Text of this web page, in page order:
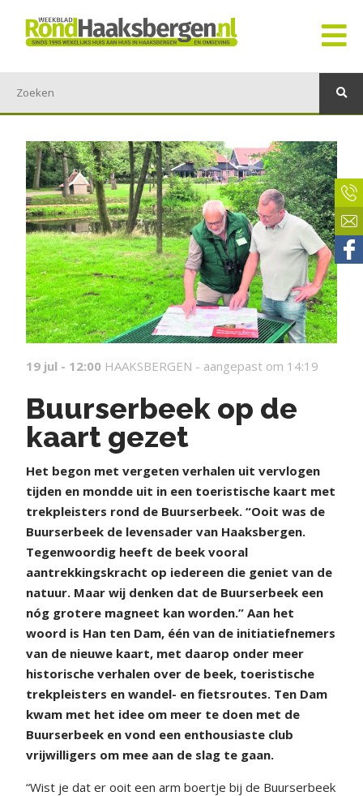
19 jul - 12:00 HAAKSBERGEN - aangepast om 14:19
Buurserbeek op de
kaart gezet
Het begon met vergeten verhalen uit vervlogen
tijden en mondde uit in een toeristische kaart met
trekpleisters rond de Buurserbeek. “Ooit was de
Buurserbeek de levensader van Haaksbergen.
Tegenwoordig heeft de beek vooral
aantrekkingskracht op iedereen die geniet van de
natuur. Maar wij denken dat de Buurserbeek een
nóg grotere magneet kan worden.” Aan het
woord is Han ten Dam, één van de initiatiefnemers
van de nieuwe kaart, met daarop onder meer
historische verhalen over de beek, toeristische
trekpleisters en wandel- en fietsroutes. Ten Dam
kwam met het idee om meer te doen met de
Buurserbeek en vond een enthousiaste club
vrijwilligers om mee aan de slag te gaan.
“Wist je dat er ooit een arm boertje bij de Buurserbeek